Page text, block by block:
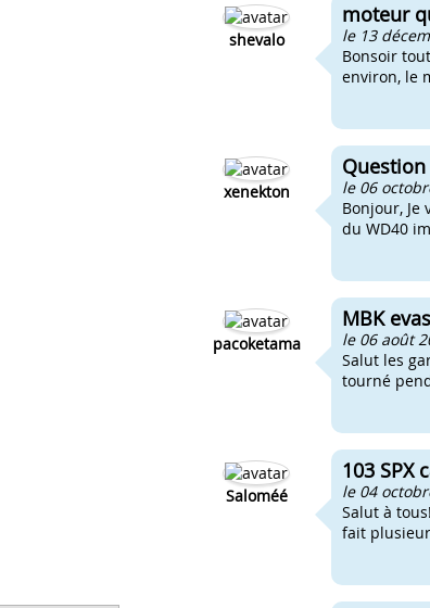
shevalo
moteur
le 13
Bonsoir
environ, le
xenekton
le 06
Bonjour, Je
du WD40
pacoketama
MBK
le 06 août
Salut les
tourné
Saloméé
103 SPX
le 04
Salut à
fait